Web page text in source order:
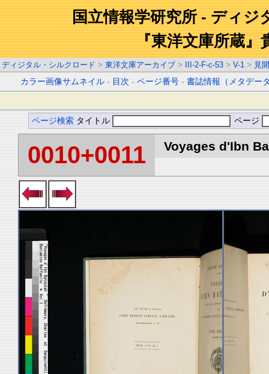
国立情報学研究所 - ディジ
『東洋文庫所蔵』
ディジタル・シルクロード > 東洋文庫アーカイブ > III-2-F-c-53 > V-1 > 見
カラー画像サムネイル - 目次 -ページ番号 -書誌情報（メタデー
ページ検索 タイトル ページ
0010+0011 Voyages d'Ibn